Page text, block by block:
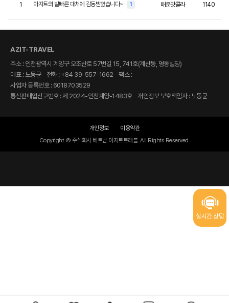
1 아지트의 발빠른 대처에 감동받았습니다~ 1 매운맛콜라 1140
AZIT-TRAVEL
주소 : 인천광역시 계양구 오조산로 57번길 15, 741호(계산동, 명동빌딩)
대표 : 노동균
전화 : +84 39-557-1662
팩스 :
사업자 등록번호 : 6018703529
통신판매업신고번호 : 제 2024-인천계양-1483호
개인정보 보호책임자 : 노동균
개인정보
이용약관
Copyright © 주식회사 베트남 아지트트래블. All Rights Reserved.
실시간 상담